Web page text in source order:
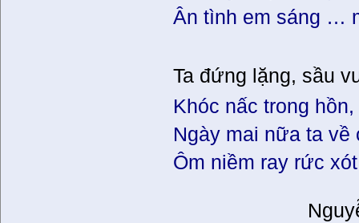
Ân tình em sáng …
Ta đứng lặng, sầu
Khóc nấc trong
Ngày mai nữa ta về
Ôm niềm ray rức